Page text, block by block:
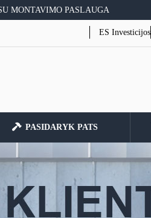
MONTAVIMO PASLAUGA
ES Investicijos
PASIDARYK PATS